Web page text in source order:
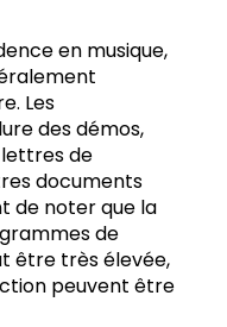
en musique,
Les
des démos,
de
documents
de noter que la
de
être très élevée,
peuvent être